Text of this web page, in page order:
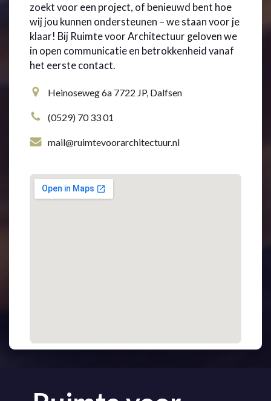
zoekt voor een project, of benieuwd bent hoe
wij jou kunnen ondersteunen – we staan voor je
klaar! Bij Ruimte voor Architectuur geloven we
in open communicatie en betrokkenheid vanaf
het eerste contact.
Heinoseweg 6a 7722 JP, Dalfsen
(0529) 70 33 01
mail@ruimtevoorarchitectuur.nl